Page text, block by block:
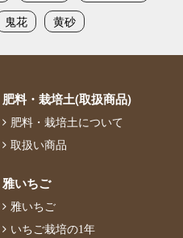
鬼花 黄砂
肥料・栽培土(取扱商品)
肥料・栽培土について
取扱い商品
雅いちご
雅いちご
いちご栽培の1年